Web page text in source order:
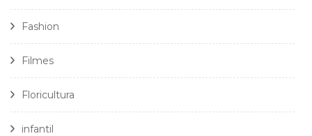
Fashion
Filmes
Floricultura
infantil